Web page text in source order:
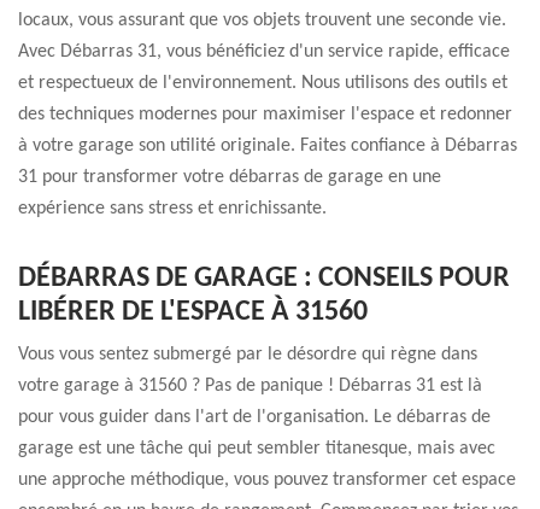
locaux, vous assurant que vos objets trouvent une seconde vie.
Avec Débarras 31, vous bénéficiez d'un service rapide, efficace
et respectueux de l'environnement. Nous utilisons des outils et
des techniques modernes pour maximiser l'espace et redonner
à votre garage son utilité originale. Faites confiance à Débarras
31 pour transformer votre débarras de garage en une
expérience sans stress et enrichissante.
DÉBARRAS DE GARAGE : CONSEILS POUR
LIBÉRER DE L'ESPACE À 31560
Vous vous sentez submergé par le désordre qui règne dans
votre garage à 31560 ? Pas de panique ! Débarras 31 est là
pour vous guider dans l'art de l'organisation. Le débarras de
garage est une tâche qui peut sembler titanesque, mais avec
une approche méthodique, vous pouvez transformer cet espace